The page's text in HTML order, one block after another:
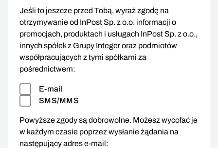
Jeśli to jeszcze przed Tobą, wyraź zgodę na
otrzymywanie od InPost Sp. z o.o. informacji o
promocjach, produktach i usługach InPost Sp. z o.o.,
innych spółek z Grupy Integer oraz podmiotów
współpracujących z tymi spółkami za
pośrednictwem:
E-mail
SMS/MMS
Powyższe zgody są dobrowolne. Możesz wycofać je
w każdym czasie poprzez wysłanie żądania na
następujący adres e-mail: